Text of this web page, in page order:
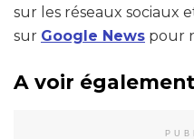
sur les réseaux sociaux
sur Google News pour
A voir